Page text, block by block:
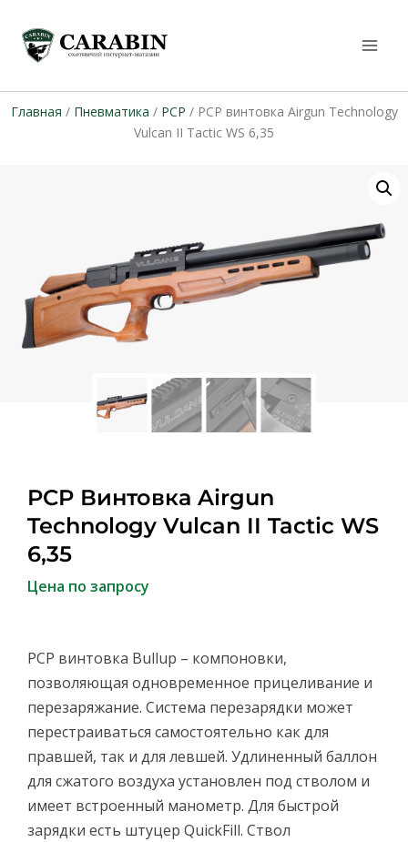
Главная / Пневматика / PCP / PCP винтовка Airgun Technology
Vulcan II Tactic WS 6,35
PCP Винтовка Airgun
Technology Vulcan II Tactic WS
6,35
Цена по запросу
PCP винтовка Bullup – компоновки,
позволяющая одновременное прицеливание и
перезаряжание. Система перезарядки может
перестраиваться самостоятельно как для
правшей, так и для левшей. Удлиненный баллон
для сжатого воздуха установлен под стволом и
имеет встроенный манометр. Для быстрой
зарядки есть штуцер QuickFill. Ствол